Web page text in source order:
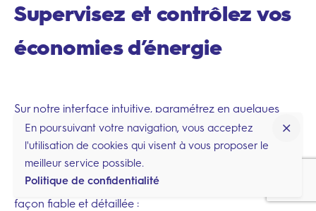
Supervisez et contrôlez vos
économies d’énergie
Sur notre interface intuitive, paramétrez en quelques
clics vos consignes de températures etsuivez les
économies énergétiquesde votre bâtiment en temps
réel.
Avec notre outil de supervision complet
façon fiable et détaillée :
En poursuivant votre navigation, vous acceptez
l'utilisation de cookies qui visent à vous proposer le
meilleur service possible.
Politique de confidentialité